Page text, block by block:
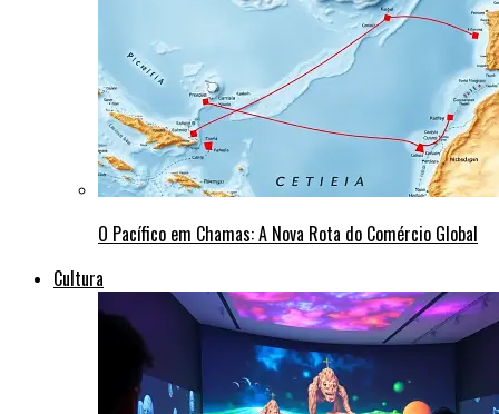
O Pacífico em Chamas: A Nova Rota do Comércio Global
Cultura